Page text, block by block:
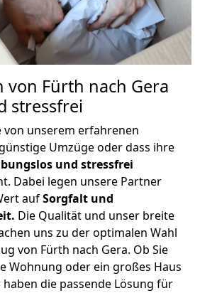
von Fürth nach Gera
stressfrei
von unserem erfahrenen
Umzüge oder dass ihre
und stressfrei
Dabei legen unsere Partner
aufSorgfalt und
Die Qualität und unser breite
uns zu der optimalen Wahl
von Fürth nach Gera. Ob Sie
Wohnung oder ein großes Haus
die passende Lösung für